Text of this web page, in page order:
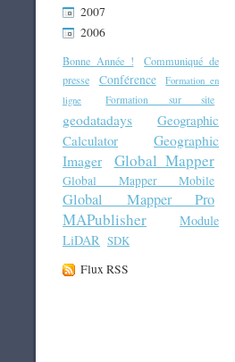
2007
2006
Bonne Année !
Communiqué de
presse
Conférence
Formation en
ligne
Formation sur site
geodatadays
Geographic
Calculator
Geographic
Imager
Global Mapper
Global Mapper Mobile
Global Mapper Pro
MAPublisher
Module
LiDAR SDK
Flux RSS